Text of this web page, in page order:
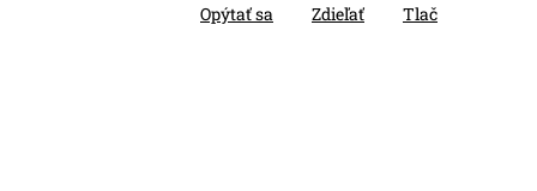
Tlač
Opýtať sa Zdieľať